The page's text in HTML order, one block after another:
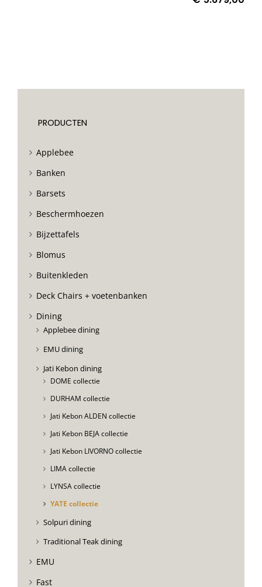
PRODUCTEN
Applebee
Banken
Barsets
Beschermhoezen
Bijzettafels
Blomus
Buitenkleden
Deck Chairs + voetenbanken
Dining
Applebee dining
EMU dining
Jati Kebon dining
DOME collectie
DURHAM collectie
Jati Kebon ALDEN collectie
Jati Kebon BEJA collectie
Jati Kebon LIVORNO collectie
LIMA collectie
LYNSA collectie
YATE collectie
Solpuri dining
Traditional Teak dining
EMU
Fast